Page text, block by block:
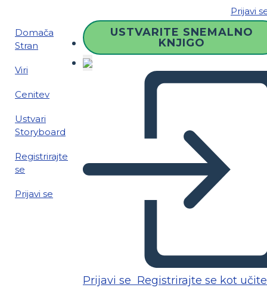
Prijavi
Domača
Stran
Viri
Cenitev
Ustvari
Storyboard
Registrirajte
se
Prijavi se
USTVARITE SNEMALNO
KNJIGO
Prijavi se Registrirajte se kot